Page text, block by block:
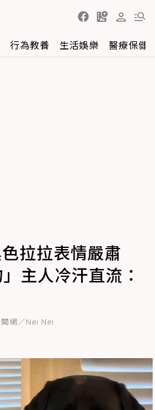
行為教養 生活娛樂 醫療保健
拉拉表情嚴肅
」主人冷汗直流：
網／Nei Nei